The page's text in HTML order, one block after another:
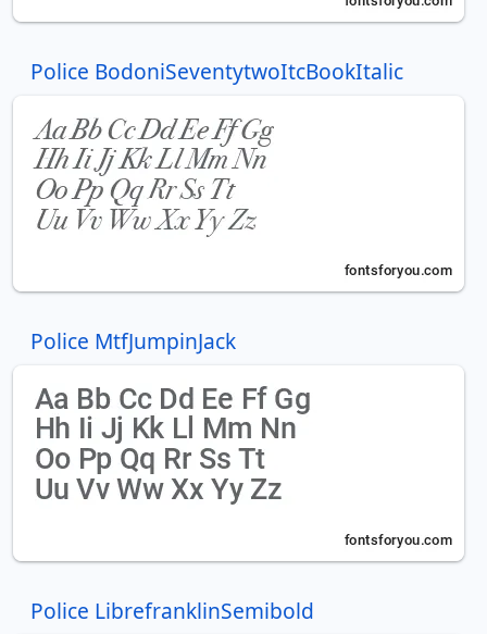
Police BodoniSeventytwoItcBookItalic
Police MtfJumpinJack
Police LibrefranklinSemibold